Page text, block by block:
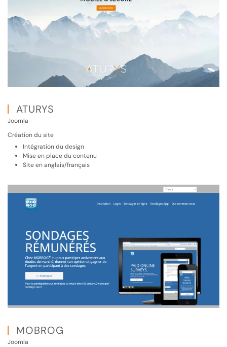
ATURYS
Joomla
Création du site
Intégration du design
Mise en place du contenu
Site en anglais/français
MOBROG
Joomla